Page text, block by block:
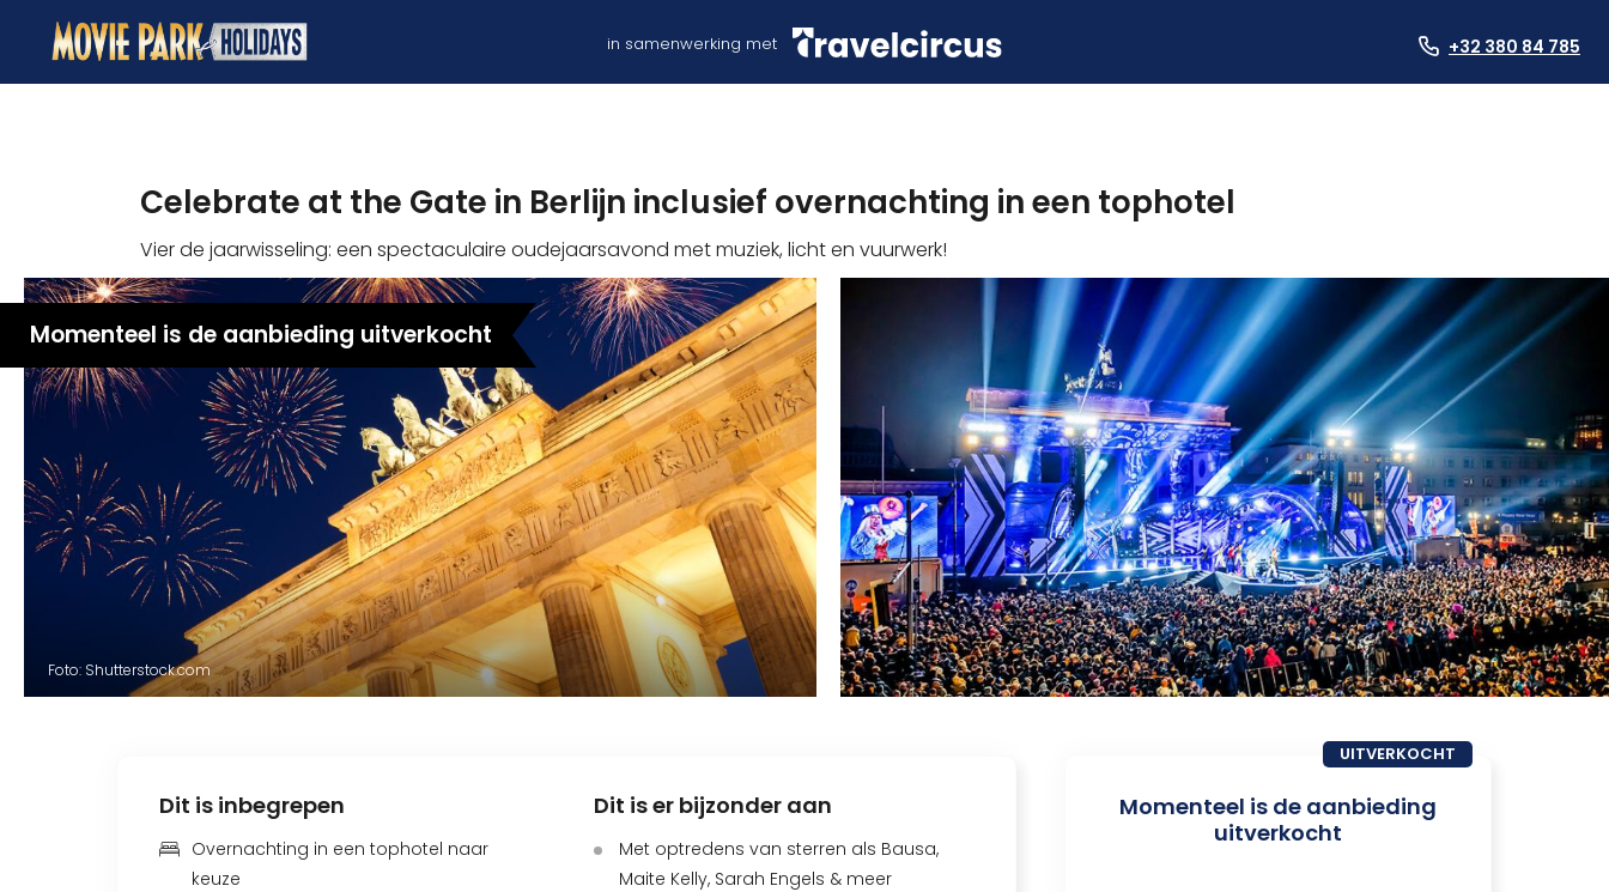
in samenwerking met +32 380 84 785
Celebrate at the Gate in Berlijn inclusief overnachting in een tophotel
Vier de jaarwisseling: een spectaculaire oudejaarsavond met muziek, licht en vuurwerk!
Momenteel is de aanbieding uitverkocht
Foto: Shutterstock.com
UITVERKOCHT
Momenteel is de aanbieding
uitverkocht
Dit is inbegrepen
Overnachting in een tophotel naar
keuze
Dit is er bijzonder aan
Met optredens van sterren als Bausa,
Maite Kelly, Sarah Engels & meer